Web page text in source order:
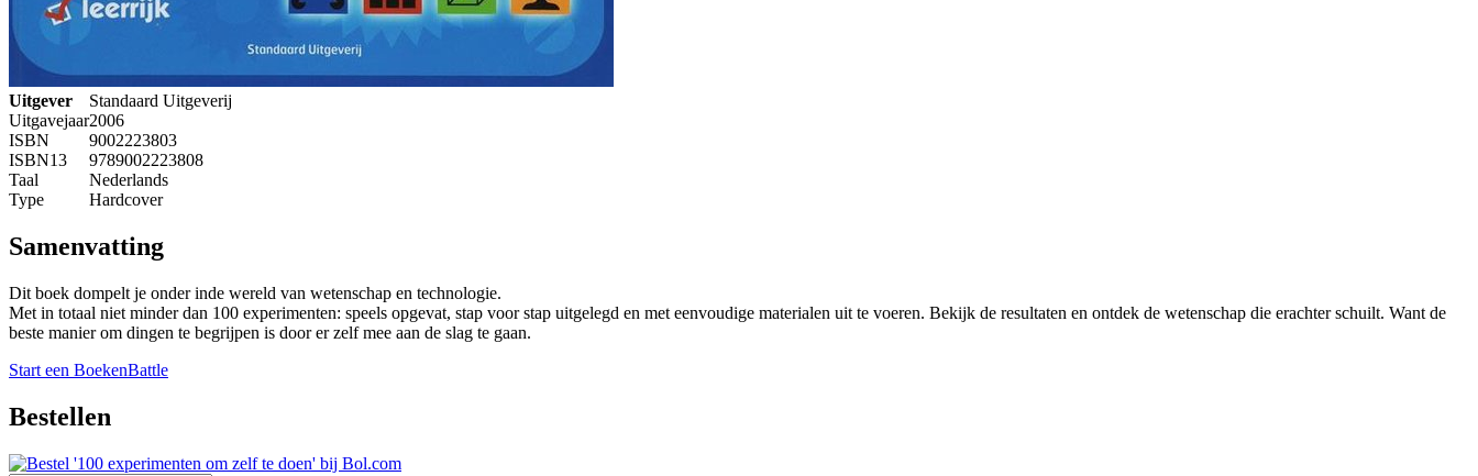
Uitgever
Standaard Uitgeverij
Uitgavejaar2006
ISBN
9002223803
ISBN13
9789002223808
Taal
Nederlands
Type
Hardcover
Samenvatting
Dit boek dompelt je onder inde wereld van wetenschap en technologie.
Met in totaal niet minder dan 100 experimenten: speels opgevat, stap voor stap uitgelegd en met eenvoudige materialen uit te voeren. Bekijk de resultaten en ontdek de wetenschap die erachter schuilt. Want de
beste manier om dingen te begrijpen is door er zelf mee aan de slag te gaan.
Start een BoekenBattle
Bestellen